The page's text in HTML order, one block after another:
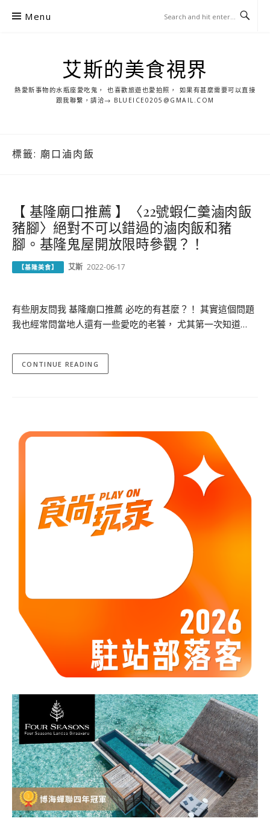
Menu
艾斯的美食視界
熱愛新事物的水瓶座愛吃鬼， 也喜歡旅遊也愛拍照， 如果有甚麼需要可以直接
跟我聯繫，請洽→ BLUEICE0205@GMAIL.COM
標籤: 廟口滷肉飯
【 基隆廟口推薦 】〈22號蝦仁羹滷肉飯
豬腳〉絕對不可以錯過的滷肉飯和豬
腳。基隆鬼屋開放限時參觀？！
【基隆美食】 艾斯 2022-06-17
有些朋友問我 基隆廟口推薦 必吃的有甚麼？！ 其實這個問題
我也經常問當地人還有一些愛吃的老饕， 尤其第一次知道…
CONTINUE READING